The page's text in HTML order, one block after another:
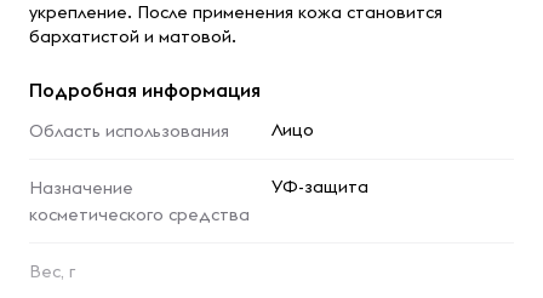
укрепление. После применения кожа становится
бархатистой и матовой.
Подробная информация
Область использования Лицо
Назначение
косметического средства
УФ-защита
Вес, г